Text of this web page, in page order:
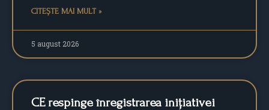
CITEȘTE MAI MULT »
5 august 2026
CE respinge înregistrarea inițiativei